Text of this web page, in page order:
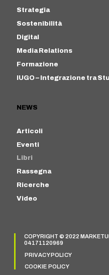
Strategia
Sostenibilità
Digital
Media Relations
Formazione
IUGO – Integrazione tra
NEWS
Articoli
Eventi
Libri
Rassegna
Ricerche
Video
COPYRIGHT © 2022
04171120969
PRIVACY POLICY
COOKIE POLICY